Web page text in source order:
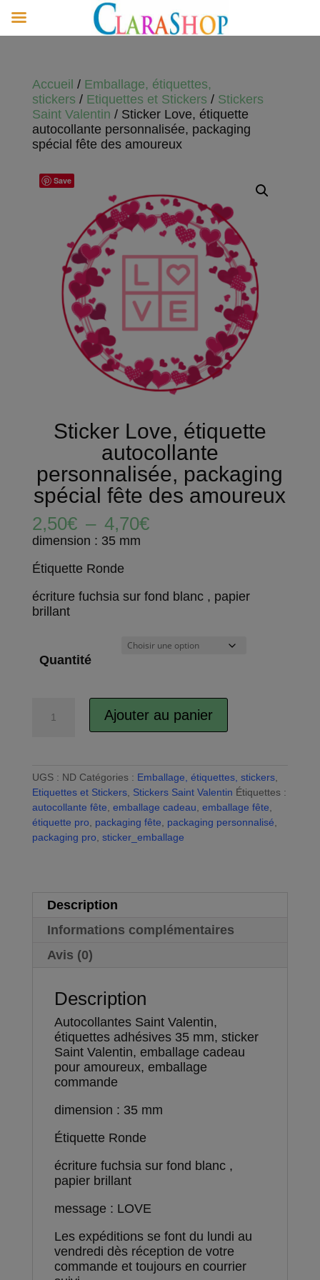
Accueil / Emballage, étiquettes,
stickers / Etiquettes et Stickers / Stickers
Saint Valentin / Sticker Love, étiquette
autocollante personnalisée, packaging
spécial fête des amoureux
Save
Sticker Love, étiquette
autocollante
personnalisée, packaging
spécial fête des amoureux
2,50€ – 4,70€Plage
4,70€
dimension : 35 mm
Étiquette Ronde
écriture fuchsia sur fond blanc , papier
brillant
Quantité
autocollante
personnalisée,
packaging
spécial
fête
Ajouter au panier
r
n
a
t
UGS : ND Catégories : Emballage, étiquettes, stickers,
Etiquettes et Stickers, Stickers Saint Valentin Étiquettes :
autocollante fête, emballage cadeau, emballage fête,
étiquette pro, packaging fête, packaging personnalisé,
packaging pro, sticker_emballage
Description
Informations complémentaires
Avis (0)
Description
Autocollantes Saint Valentin,
étiquettes adhésives 35 mm, sticker
Saint Valentin, emballage cadeau
pour amoureux, emballage
commande
dimension : 35 mm
Étiquette Ronde
écriture fuchsia sur fond blanc ,
papier brillant
message : LOVE
Les expéditions se font du lundi au
vendredi dès réception de votre
commande et toujours en courrier